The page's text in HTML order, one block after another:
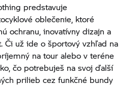
predstavuje
oblečenie, ktoré
ochranu, inovatívny dizajn a
Či už ide o športový vzhľad na
na tour alebo v teréne
čo potrebuješ na svoj ďalší
prilieb cez funkčné bundy